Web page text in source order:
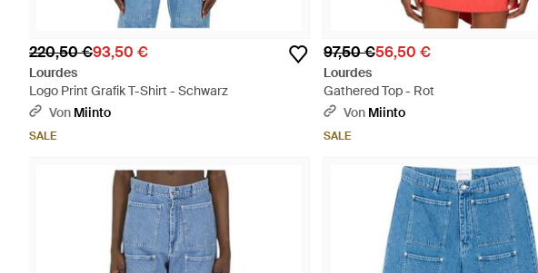
220,50 €93,50 €
Lourdes
Logo Print Grafik T-Shirt - Schwarz
Von Miinto
SALE
97,50 €56,50 €
Lourdes
Gathered Top - Rot
Von Miinto
SALE